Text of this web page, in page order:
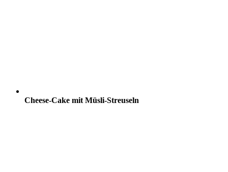
Cheese-Cake mit Müsli-Streuseln